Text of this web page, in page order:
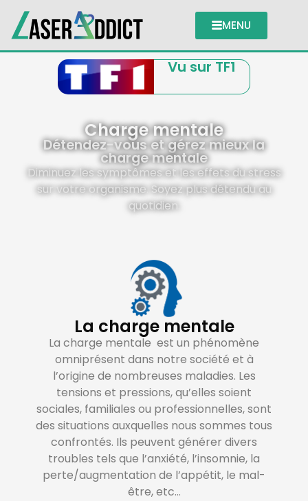
MENU
Vu sur TF1
Charge mentale
Détendez-vous et gérez mieux la
charge mentale
Diminuez les symptômes et les effets du stress
sur votre organisme. Soyez plus détendu au
quotidien.
La charge mentale
La charge mentale est un phénomène
omniprésent dans notre société et à
l’origine de nombreuses maladies. Les
tensions et pressions, qu’elles soient
sociales, familiales ou professionnelles, sont
des situations auxquelles nous sommes tous
confrontés. Ils peuvent générer divers
troubles tels que l’anxiété, l’insomnie, la
perte/augmentation de l’appétit, le mal-
être, etc…